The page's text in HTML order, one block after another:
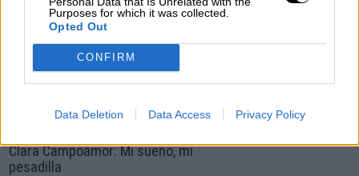
Purposes for which it was collected.
Opted Out
CONFIRM
Data Deletion Data Access Privacy Policy
Orden Autoritario en Construcción
Álvaro Frutos Rosado y Gabinete Geopolítica de
Reconquista leonesa
Por Carlos Miranda
Clara Campoamor: Mi sueño, mi
pesadilla